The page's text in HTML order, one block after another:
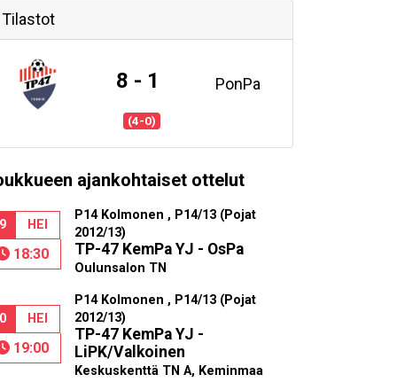
Tilastot
8 - 1 PonPa
(4-0)
ajankohtaiset ottelut
HEI
18:30
P14 Kolmonen , P14/13 (Pojat
2012/13)
TP-47 KemPa YJ - OsPa
Oulunsalon TN
HEI
19:00
P14 Kolmonen , P14/13 (Pojat
2012/13)
TP-47 KemPa YJ -
LiPK/Valkoinen
Keskuskenttä TN A, Keminmaa